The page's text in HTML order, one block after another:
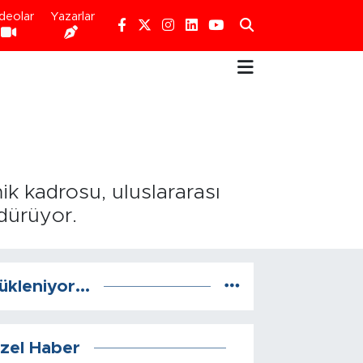
Yazarlar
kadrosu, uluslararası
Haber